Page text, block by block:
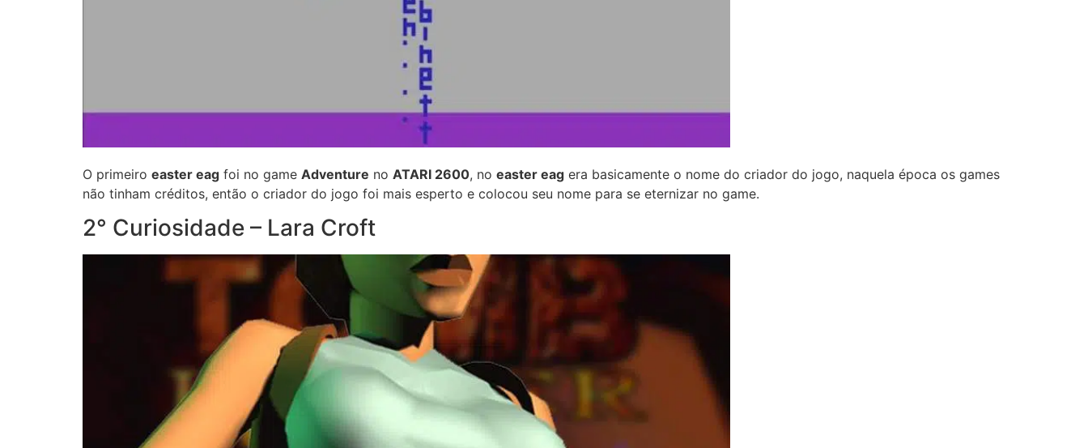
O primeiro easter eag foi no game Adventure no ATARI 2600, no easter eag era basicamente o nome do criador do jogo, naquela época os games
não tinham créditos, então o criador do jogo foi mais esperto e colocou seu nome para se eternizar no game.
2° Curiosidade – Lara Croft